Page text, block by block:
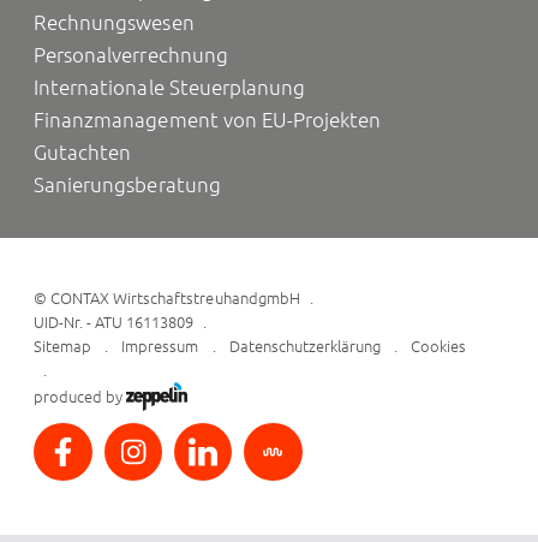
Rechnungswesen
Personalverrechnung
Internationale Steuerplanung
Finanzmanagement von EU-Projekten
Gutachten
Sanierungsberatung
©CONTAX WirtschaftstreuhandgmbH
UID-Nr. - ATU 16113809
Sitemap
Impressum Datenschutzerklärung Cookies
produced by